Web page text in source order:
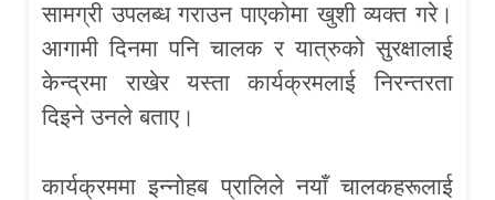
सामग्री उपलब्ध गराउन पाएकोमा खुशी व्यक्त गरे।
आगामी दिनमा पनि चालक र यात्रुको सुरक्षालाई
केन्द्रमा राखेर यस्ता कार्यक्रमलाई निरन्तरता
दिइने उनले बताए।
कार्यक्रममा इन्नोहब प्रालिले नयाँ चालकहरूलाई